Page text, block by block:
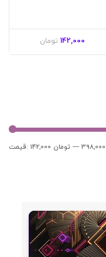
142,000 تومان
قيمت: 142,000 تومان —